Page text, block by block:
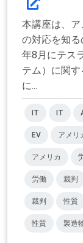
本講座は、
の対応を知
年8月にテス
テム）に関
に...
IT IT
EV アメリ
アメリカ
労働 裁判
裁判 性質
性質 製造